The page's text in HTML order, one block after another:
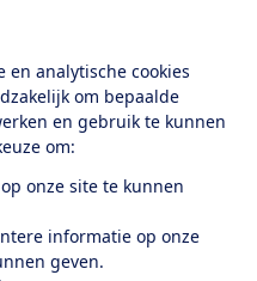
en analytische cookies
om bepaalde
en gebruik te kunnen
om:
onze site te kunnen
informatie op onze
geven.
Privacyverklaring